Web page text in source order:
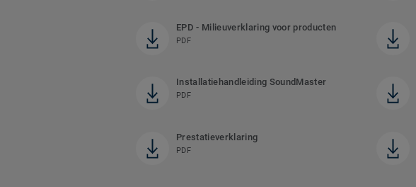
EPD - Milieuverklaring voor producten
PDF
Installatiehandleiding SoundMaster
PDF
Prestatieverklaring
PDF